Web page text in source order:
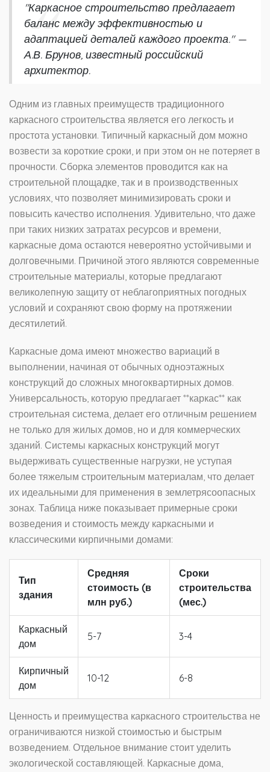
"Каркасное строительство предлагает
баланс между эффективностью и
адаптацией деталей каждого проекта." —
А.В. Брунов, известный российский
архитектор.
Одним из главных преимуществ традиционного
каркасного строительства является его легкость и
простота установки. Типичный каркасный дом можно
возвести за короткие сроки, и при этом он не потеряет в
прочности. Сборка элементов проводится как на
строительной площадке, так и в производственных
условиях, что позволяет минимизировать сроки и
повысить качество исполнения. Удивительно, что даже
при таких низких затратах ресурсов и времени,
каркасные дома остаются невероятно устойчивыми и
долговечными. Причиной этого являются современные
строительные материалы, которые предлагают
великолепную защиту от неблагоприятных погодных
условий и сохраняют свою форму на протяжении
десятилетий.
Каркасные дома имеют множество вариаций в
выполнении, начиная от обычных одноэтажных
конструкций до сложных многоквартирных домов.
Универсальность, которую предлагает **каркас** как
строительная система, делает его отличным решением
не только для жилых домов, но и для коммерческих
зданий. Системы каркасных конструкций могут
выдерживать существенные нагрузки, не уступая
более тяжелым строительным материалам, что делает
их идеальными для применения в землетрясоопасных
зонах. Таблица ниже показывает примерные сроки
возведения и стоимость между каркасными и
классическими кирпичными домами:
Тип
здания
Средняя
стоимость (в
млн руб.)
Сроки
строительства
(мес.)
Каркасный
дом
5-7 3-4
Кирпичный
дом
10-12 6-8
Ценность и преимущества каркасного строительства не
ограничиваются низкой стоимостью и быстрым
возведением. Отдельное внимание стоит уделить
экологической составляющей. Каркасные дома,